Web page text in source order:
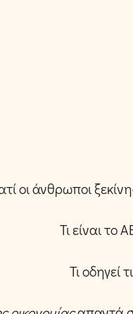
οι άνθρωποι
Τι είναι το
Τι οδηγεί